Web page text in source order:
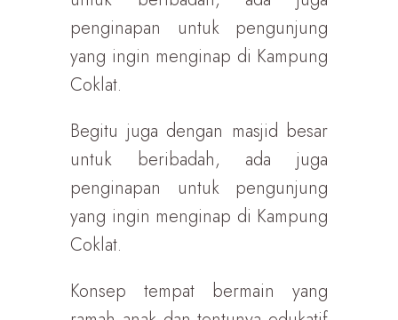
penginapan untuk pengunjung
yang ingin menginap di Kampung
Coklat.
Begitu juga dengan masjid besar
untuk beribadah, ada juga
penginapan untuk pengunjung
yang ingin menginap di Kampung
Coklat.
Konsep tempat bermain yang